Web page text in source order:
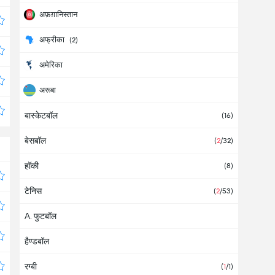
अफ़ग़ानिस्तान
अफ्रीका (2)
अमेरिका
अरूबा
अर्जेंटीना
अल्बानिया
आइवरी कोस्ट
आइसलैंड
आज़रबाइजान
आयरलैंड
बास्केटबॉल (16)
बेसबॉल (2/32)
हॉकी (8)
टेनिस (2/53)
A. फुटबॉल
हैण्डबॉल
रग्बी (1/1)